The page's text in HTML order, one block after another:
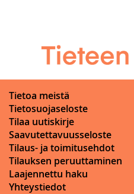
Tietoa meistä
Tietosuojaseloste
Tilaa uutiskirje
Saavutettavuusseloste
Tilaus- ja toimitusehdot
Tilauksen peruuttaminen
Laajennettu haku
Yhteystiedot